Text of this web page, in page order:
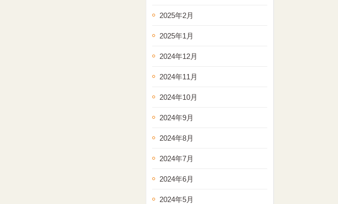
2025年2月
2025年1月
2024年12月
2024年11月
2024年10月
2024年9月
2024年8月
2024年7月
2024年6月
2024年5月